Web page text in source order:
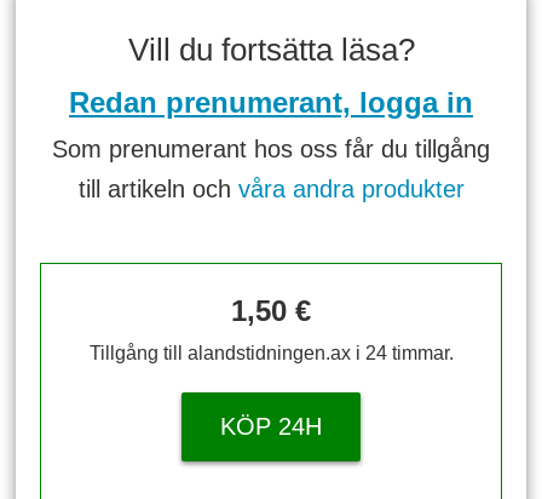
Vill du fortsätta läsa?
Redan prenumerant, logga in
Som prenumerant hos oss får du tillgång
till artikeln och våra andra produkter
1,50 €
Tillgång till alandstidningen.ax i 24 timmar.
KÖP 24H